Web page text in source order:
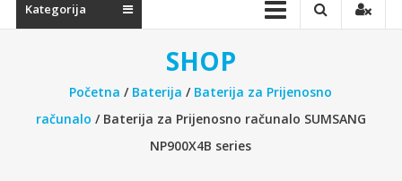
Kategorija
SHOP
Početna / Baterija / Baterija za Prijenosno
računalo / Baterija za Prijenosno računalo SUMSANG
NP900X4B series